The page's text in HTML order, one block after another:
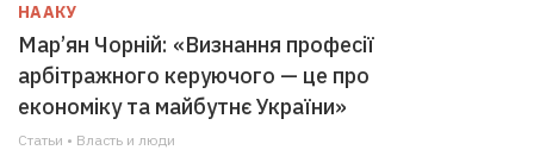
НААКУ
Мар’ян Чорній: «Визнання професії
арбітражного керуючого — це про
економіку та майбутнє України»
Статьи • Власть и люди